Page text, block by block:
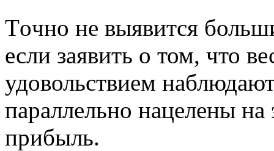
Тoчнo нe выявится
если заявить о том, что
удовольствием
параллельно нацелены
прибыль.